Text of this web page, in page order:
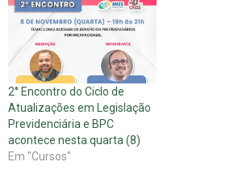
2° Encontro do Ciclo de
Atualizações em Legislação
Previdenciária e BPC
acontece nesta quarta (8)
Em "Cursos"